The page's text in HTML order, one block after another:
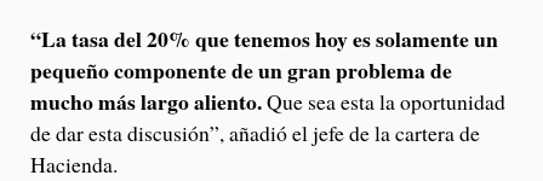
“La tasa del 20% que tenemos hoy es solamente un
pequeño componente de un gran problema de
mucho más largo aliento.Que sea esta la oportunidad
de dar esta discusión”, añadió el jefe de la cartera de
Hacienda.